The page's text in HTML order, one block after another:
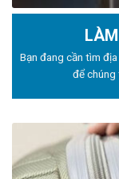
Bạn đang cần tìm
để chúng